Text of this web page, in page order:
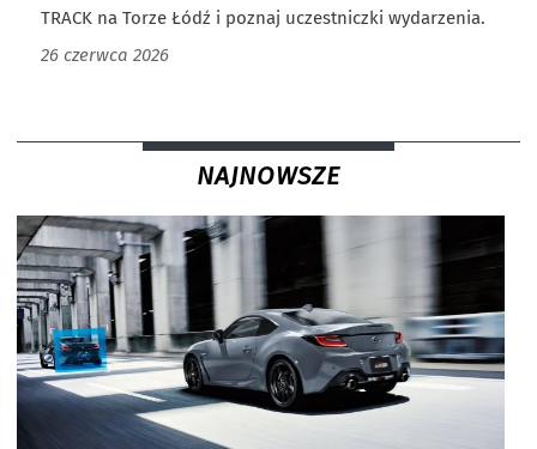
TRACK na Torze Łódź i poznaj uczestniczki wydarzenia.
26 czerwca 2026
NAJNOWSZE